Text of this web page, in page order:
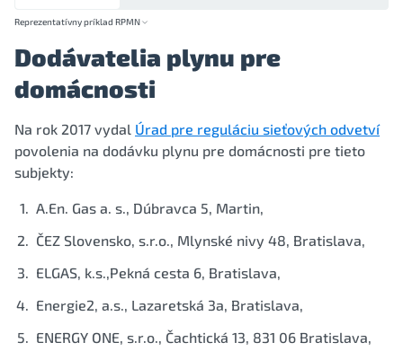
Reprezentatívny príklad RPMN
Dodávatelia plynu pre
domácnosti
Na rok 2017 vydal Úrad pre reguláciu sieťových odvetví
povolenia na dodávku plynu pre domácnosti pre tieto
subjekty:
A.En. Gas a. s., Dúbravca 5, Martin,
ČEZ Slovensko, s.r.o., Mlynské nivy 48, Bratislava,
ELGAS, k.s.,Pekná cesta 6, Bratislava,
Energie2, a.s., Lazaretská 3a, Bratislava,
ENERGY ONE, s.r.o., Čachtická 13, 831 06 Bratislava,